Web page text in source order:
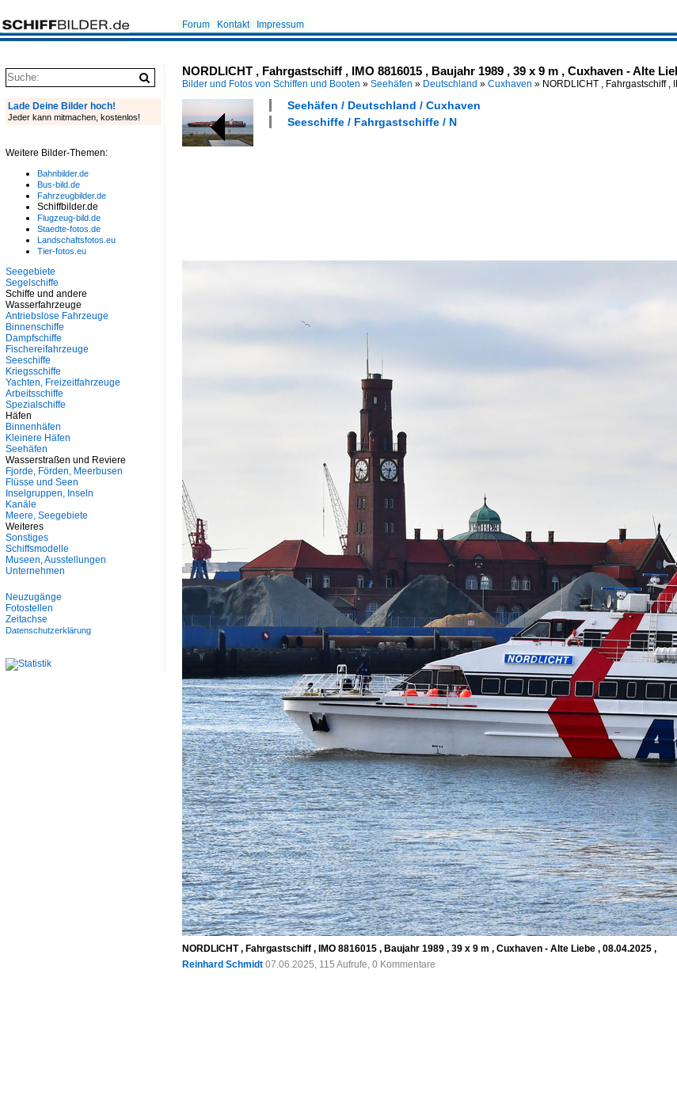
Forum Kontakt Impressum
NORDLICHT , Fahrgastschiff , IMO 8816015 , Baujahr 1989 , 39 x 9 m , Cuxhaven - Alte
Bilder und Fotos von Schiffen und Booten » Seehäfen » Deutschland » Cuxhaven » NORDLICHT , Fahrgastschiff ,
Seehäfen / Deutschland / Cuxhaven
Seeschiffe / Fahrgastschiffe / N
NORDLICHT , Fahrgastschiff , IMO 8816015 , Baujahr 1989 , 39 x 9 m , Cuxhaven - Alte Liebe , 08.04.2025 ,
Reinhard Schmidt 07.06.2025, 115 Aufrufe, 0 Kommentare
Lade Deine Bilder hoch!
Jeder kann mitmachen, kostenlos!
Weitere Bilder-Themen:
Bahnbilder.de
Bus-bild.de
Fahrzeugbilder.de
Schiffbilder.de
Flugzeug-bild.de
Staedte-fotos.de
Landschaftsfotos.eu
Tier-fotos.eu
Seegebiete
Segelschiffe
Schiffe und andere
Wasserfahrzeuge
Antriebslose Fahrzeuge
Binnenschiffe
Dampfschiffe
Fischereifahrzeuge
Seeschiffe
Kriegsschiffe
Yachten, Freizeitfahrzeuge
Arbeitsschiffe
Spezialschiffe
Häfen
Binnenhäfen
Kleinere Häfen
Seehäfen
Wasserstraßen und Reviere
Fjorde, Förden, Meerbusen
Flüsse und Seen
Inselgruppen, Inseln
Kanäle
Meere, Seegebiete
Weiteres
Sonstiges
Schiffsmodelle
Museen, Ausstellungen
Unternehmen
Neuzugänge
Fotostellen
Zeitachse
Datenschutzerklärung